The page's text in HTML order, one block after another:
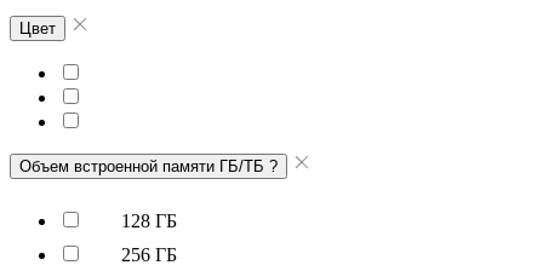
Цвет
Объем встроенной памяти ГБ/ТБ ?
128 ГБ
256 ГБ